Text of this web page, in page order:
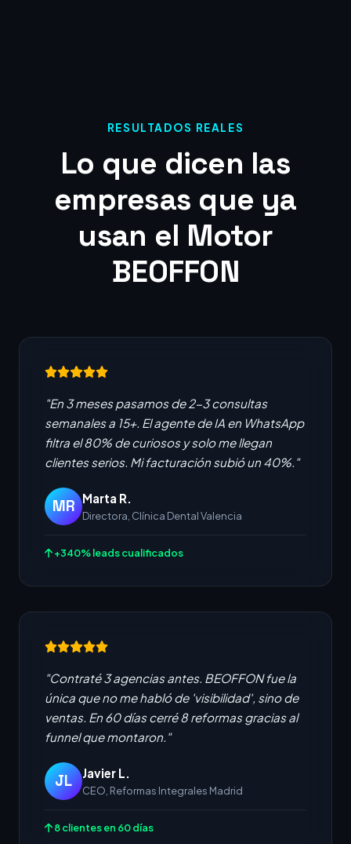
RESULTADOS REALES
Lo que dicen las
empresas que ya
usan el Motor
BEOFFON
"En 3 meses pasamos de 2-3 consultas
semanales a 15+. El agente de IA en WhatsApp
filtra el 80% de curiosos y solo me llegan
clientes serios. Mi facturación subió un 40%."
MR Marta R.
Directora, Clínica Dental Valencia
+340% leads cualificados
"Contraté 3 agencias antes. BEOFFON fue la
única que no me habló de 'visibilidad', sino de
ventas. En 60 días cerré 8 reformas gracias al
funnel que montaron."
JL Javier L.
CEO, Reformas Integrales Madrid
8 clientes en 60 días